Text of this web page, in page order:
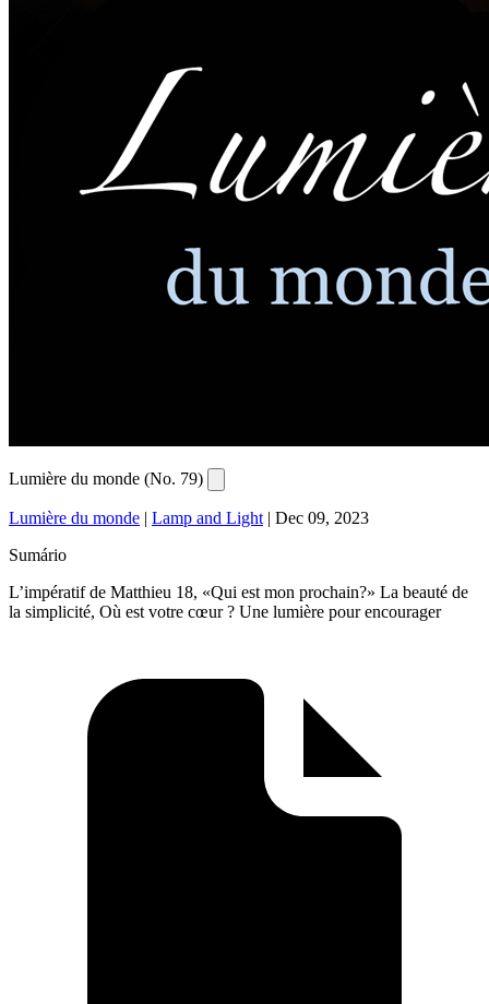
Lumière du monde (No. 79)
Lumière du monde | Lamp and Light | Dec 09, 2023
Sumário
L’impératif de Matthieu 18, «Qui est mon prochain?» La beauté de
la simplicité, Où est votre cœur ? Une lumière pour encourager